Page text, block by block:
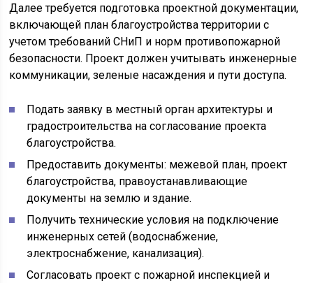
Далее требуется подготовка проектной документации,
включающей план благоустройства территории с
учетом требований СНиП и норм противопожарной
безопасности. Проект должен учитывать инженерные
коммуникации, зеленые насаждения и пути доступа.
Подать заявку в местный орган архитектуры и
градостроительства на согласование проекта
благоустройства.
Предоставить документы: межевой план, проект
благоустройства, правоустанавливающие
документы на землю и здание.
Получить технические условия на подключение
инженерных сетей (водоснабжение,
электроснабжение, канализация).
Согласовать проект с пожарной инспекцией и